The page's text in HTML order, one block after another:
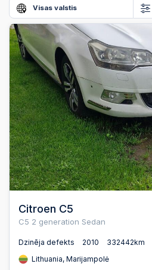
Visas valstis
Citroen C5
C5 2 generation Sedan
Dzinēja defekts 2010 332442km
Lithuania, Marijampolė